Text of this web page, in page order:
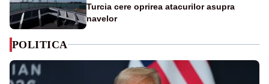
Turcia cere oprirea atacurilor asupra
navelor
POLITICA